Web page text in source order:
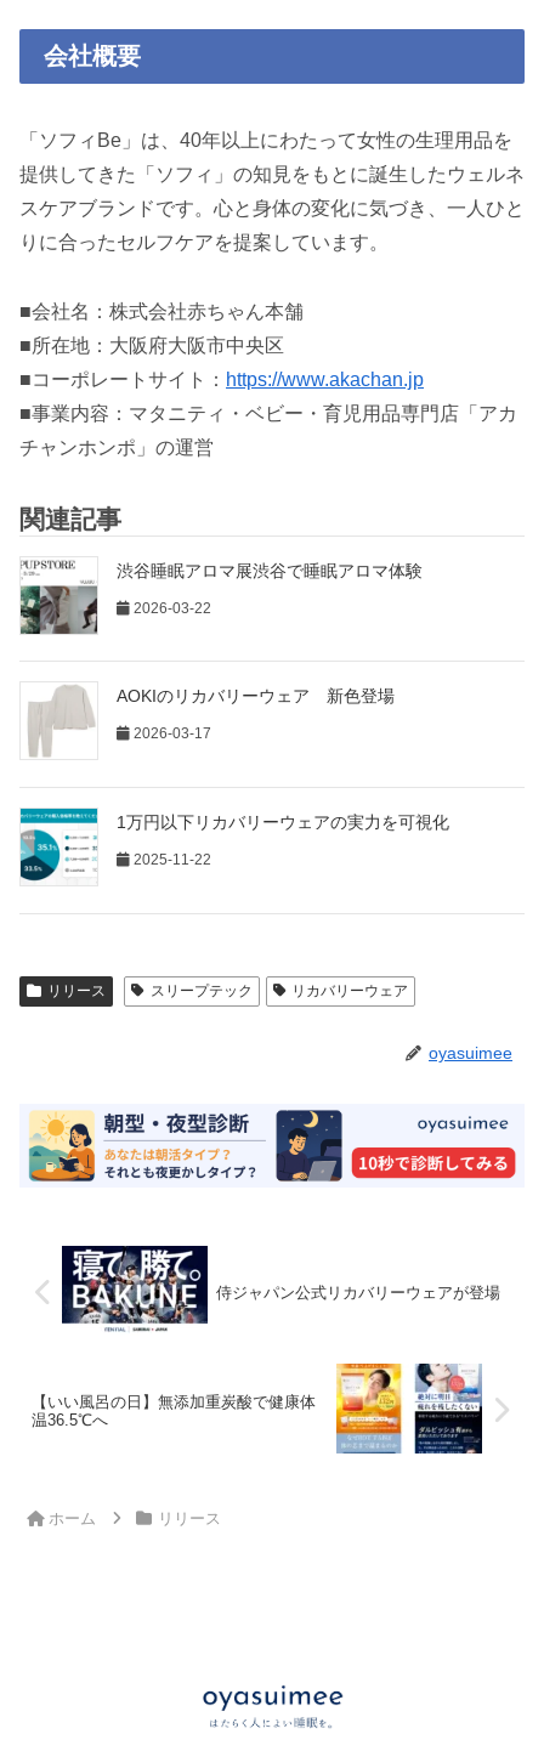
会社概要
「ソフィBe」は、40年以上にわたって女性の生理用品を
提供してきた「ソフィ」の知見をもとに誕生したウェルネ
スケアブランドです。心と身体の変化に気づき、一人ひと
りに合ったセルフケアを提案しています。
■会社名：株式会社赤ちゃん本舗
■所在地：大阪府大阪市中央区
■コーポレートサイト： https://www.akachan.jp
■事業内容：マタニティ・ベビー・育児用品専門店「アカ
チャンホンポ」の運営
関連記事
渋谷睡眠アロマ展渋谷で睡眠アロマ体験
2026-03-22
AOKIのリカバリーウェア 新色登場
2026-03-17
1万円以下リカバリーウェアの実力を可視化
2025-11-22
リリース スリープテック リカバリーウェア
oyasuimee
侍ジャパン公式リカバリーウェアが登場
【いい風呂の日】無添加重炭酸で健康体
温36.5℃へ
ホーム リリース